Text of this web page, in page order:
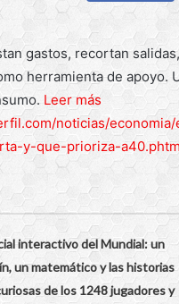
gastos, recortan
herramienta de apoyo.
Leer más
noticias/
y-que-prioriza-
interactivo del Mundial: un
un matemático y las historias
de los 1248 jugadores y